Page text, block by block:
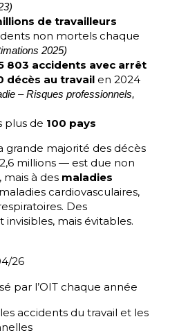
de travailleurs
non mortels chaque
2025)
803 accidents avec arrêt
décès au travail en 2024
– Risques professionnels,
plus de 100 pays
grande majorité des décès
millions — est due non
mais à des maladies
cardiovasculaires,
Des
mais évitables.
26
par l’OIT chaque année
accidents du travail et les